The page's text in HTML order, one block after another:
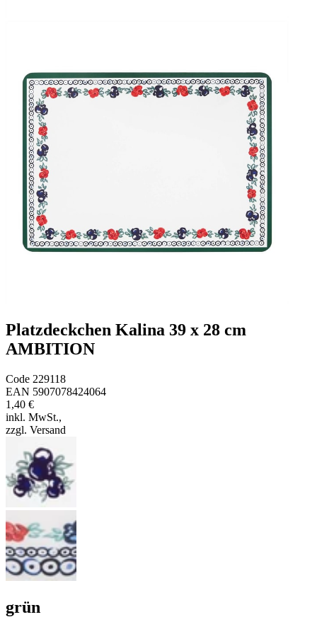
Platzdeckchen Kalina 39 x 28 cm
AMBITION
Code 229118
EAN 5907078424064
1,40 €
inkl. MwSt.,
zzgl. Versand
grün